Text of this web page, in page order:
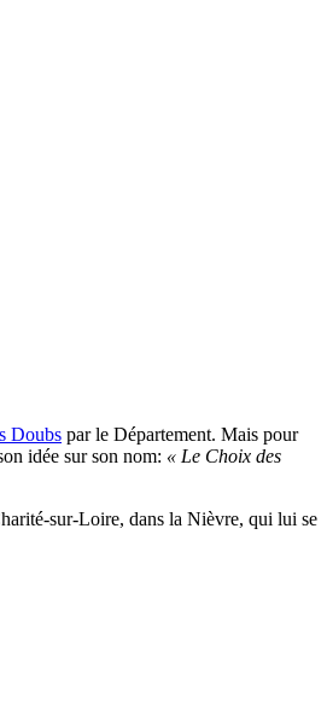
Doubs par le Département. Mais pour
idée sur son nom: « Le Choix des
sur-Loire, dans la Nièvre, qui lui se